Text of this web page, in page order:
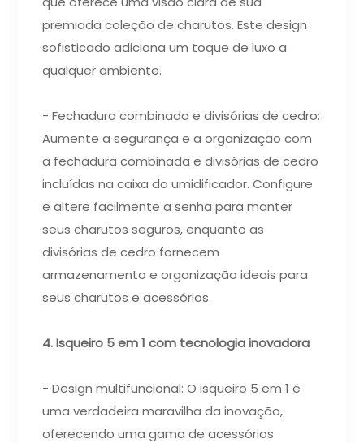
premiada coleção de charutos. Este design
sofisticado adiciona um toque de luxo a
qualquer ambiente.
- Fechadura combinada e divisórias de cedro:
Aumente a segurança e a organização com
a fechadura combinada e divisórias de cedro
incluídas na caixa do umidificador. Configure
e altere facilmente a senha para manter
seus charutos seguros, enquanto as
divisórias de cedro fornecem
armazenamento e organização ideais para
seus charutos e acessórios.
4. Isqueiro 5 em 1 com tecnologia inovadora
- Design multifuncional: O isqueiro 5 em 1 é
uma verdadeira maravilha da inovação,
oferecendo uma gama de acessórios